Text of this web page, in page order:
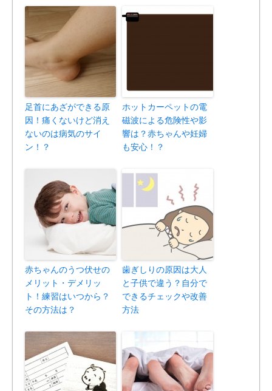
足首にあざができる原
因！痛くないけど消え
ないのは病気のサイ
ン！？
ホットカーペットの電
磁波による危険性や影
響は？赤ちゃんや妊婦
も安心！？
赤ちゃんのうつ伏せの
メリット・デメリッ
ト！練習はいつから？
その方法は？
歯ぎしりの原因は大人
と子供で違う？自分で
できるチェックや改善
方法